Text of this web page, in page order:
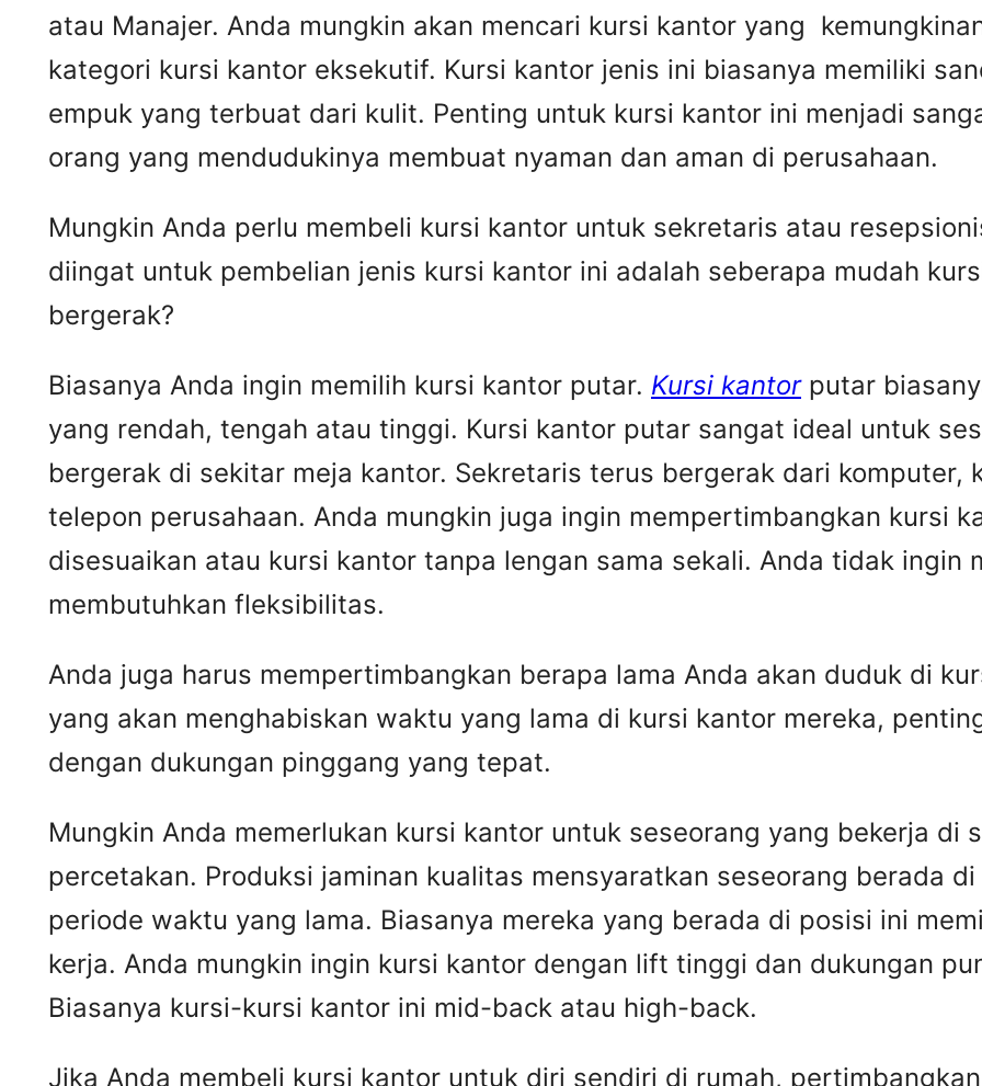
atau Manajer. Anda mungkin akan mencari kursi kantor yang
kategori kursi kantor eksekutif. Kursi kantor jenis ini biasanya memiliki
empuk yang terbuat dari kulit. Penting untuk kursi kantor ini menjadi
orang yang mendudukinya membuat nyaman dan aman di perusahaan.
Mungkin Anda perlu membeli kursi kantor untuk sekretaris atau
diingat untuk pembelian jenis kursi kantor ini adalah seberapa mudah
bergerak?
Biasanya Anda ingin memilih kursi kantor putar. Kursi kantorputar
yang rendah, tengah atau tinggi. Kursi kantor putar sangat ideal untuk
bergerak di sekitar meja kantor. Sekretaris terus bergerak dari komputer,
telepon perusahaan. Anda mungkin juga ingin mempertimbangkan kursi
disesuaikan atau kursi kantor tanpa lengan sama sekali. Anda tidak ingin
membutuhkan fleksibilitas.
Anda juga harus mempertimbangkan berapa lama Anda akan duduk di
yang akan menghabiskan waktu yang lama di kursi kantor mereka,
dengan dukungan pinggang yang tepat.
Mungkin Anda memerlukan kursi kantor untuk seseorang yang bekerja di
percetakan. Produksi jaminan kualitas mensyaratkan seseorang berada
periode waktu yang lama. Biasanya mereka yang berada di posisi ini
kerja. Anda mungkin ingin kursi kantor dengan lift tinggi dan dukungan
Biasanya kursi-kursi kantor ini mid-back atau high-back.
Jika Anda membeli kursi kantor untuk diri sendiri di rumah,